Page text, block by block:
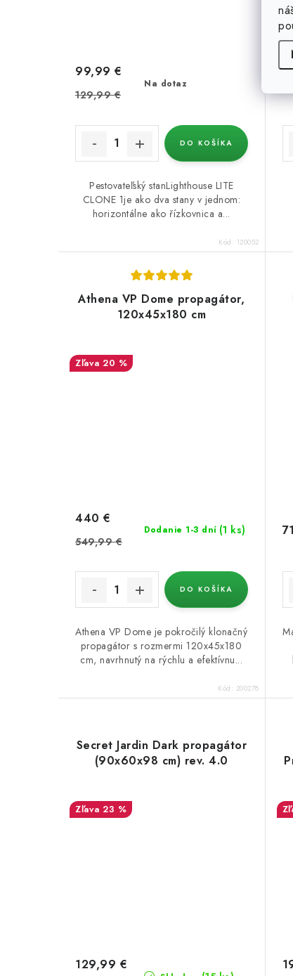
Na dotaz
99,99 €
129,99 €
DO KOŠÍKA
Pestovateľský stanLighthouse LITE
CLONE 1je ako dva stany v jednom:
horizontálne ako řízkovnica a...
Kód: 120052
Athena VP Dome propagátor,
120x45x180 cm
20 %
Dodanie 1-3 dní (1 ks)
440 €
549,99 €
DO KOŠÍKA
Athena VP Dome je pokročilý klonačný
propagátor s rozmermi 120x45x180
cm, navrhnutý na rýchlu a efektívnu...
Kód: 200278
Secret Jardin Dark propagátor
(90x60x98 cm) rev. 4.0
23 %
129,99 €